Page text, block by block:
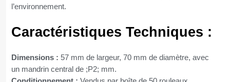
l’environnement.
Caractéristiques Techniques :
Dimensions : 57 mm de largeur, 70 mm de diamètre, avec
un mandrin central de ;P2; mm.